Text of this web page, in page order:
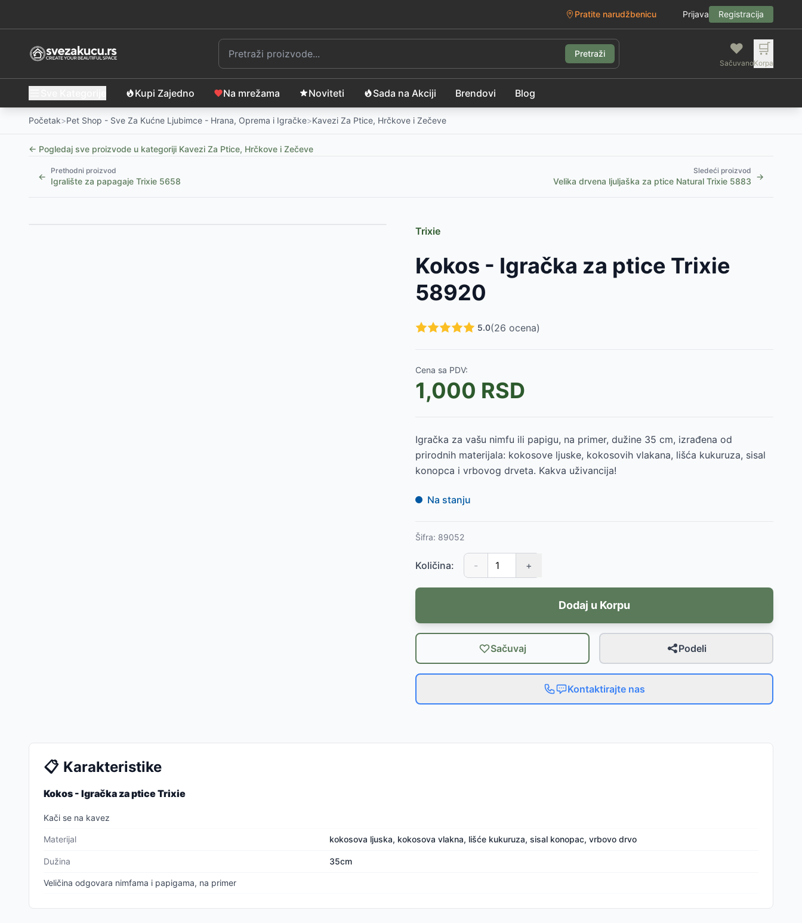
Pratite narudžbenicu Prijava Registracija
Pretraži ❤️
Sačuvano
🛒
Korpa
Kupi Zajedno Na mrežama Noviteti Sada na Akciji Brendovi Blog
Početak>Pet Shop - Sve Za Kućne Ljubimce - Hrana, Oprema i Igračke>Kavezi Za Ptice, Hrčkove i Zečeve
← Pogledaj sve proizvode u kategoriji Kavezi Za Ptice, Hrčkove i Zečeve
←
Prethodni proizvod
Igralište za papagaje Trixie 5658
Sledeći proizvod
Velika drvena ljuljaška za ptice Natural Trixie 5883 →
Trixie
Kokos - Igračka za ptice Trixie
58920
5.0(26 ocena)
Cena sa PDV:
1,000 RSD
Igračka za vašu nimfu ili papigu, na primer, dužine 35 cm, izrađena od
prirodnih materijala: kokosove ljuske, kokosovih vlakana, lišća kukuruza, sisal
konopca i vrbovog drveta. Kakva uživancija!
Na stanju
Šifra: 89052
Količina: - +
Dodaj u Korpu
Sačuvaj Podeli
Kontaktirajte nas
📋 Karakteristike
Kokos - Igračka za ptice Trixie
Kači se na kavez
Materijal kokosova ljuska, kokosova vlakna, lišće kukuruza, sisal konopac, vrbovo drvo
Dužina 35cm
Veličina odgovara nimfama i papigama, na primer